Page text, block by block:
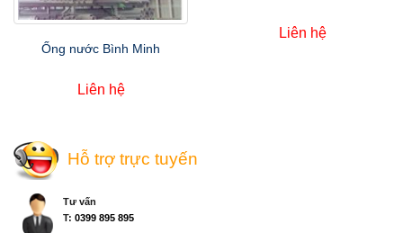
Ống nước Bình Minh
Liên hệ
Liên hệ
Hỗ trợ trực tuyến
Tư vấn
T: 0399 895 895